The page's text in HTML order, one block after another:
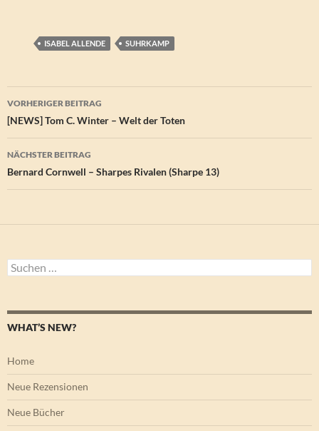
ISABEL ALLENDE SUHRKAMP
Beitragsnavigation
VORHERIGER BEITRAG
[NEWS] Tom C. Winter – Welt der Toten
NÄCHSTER BEITRAG
Bernard Cornwell – Sharpes Rivalen (Sharpe 13)
Suchen
nach:
WHAT’S NEW?
Home
Neue Rezensionen
Neue Bücher